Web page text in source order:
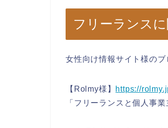
フリーランス
女性向け情報サイト様のブ
【Rolmy様】 https://
「フリーランスと個人事